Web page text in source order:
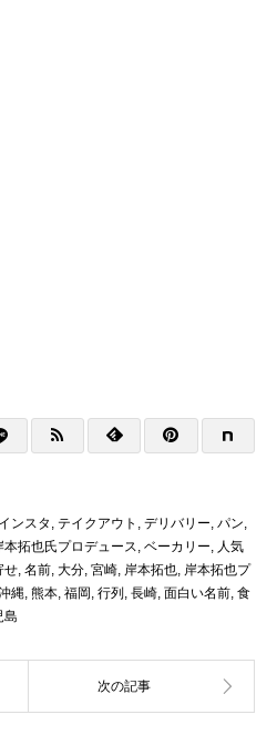
インスタ , テイクアウト , デリバリー, パン,
拓也氏プロデュース, ベーカリー, 人気
せ, 名前, 大分, 宮崎, 岸本拓也, 岸本拓也プ
縄, 熊本, 福岡 , 行列 , 長崎, 面白い名前, 食
島